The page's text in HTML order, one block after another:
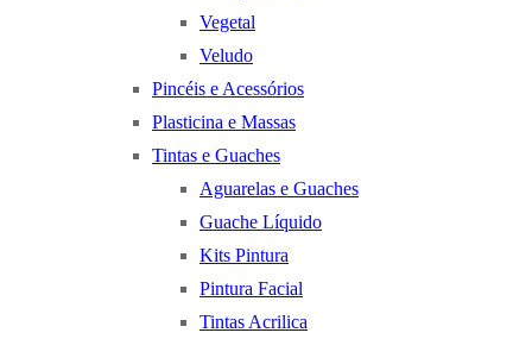
Vegetal
Veludo
Pincéis e Acessórios
Plasticina e Massas
Tintas e Guaches
Aguarelas e Guaches
Guache Líquido
Kits Pintura
Pintura Facial
Tintas Acrilica